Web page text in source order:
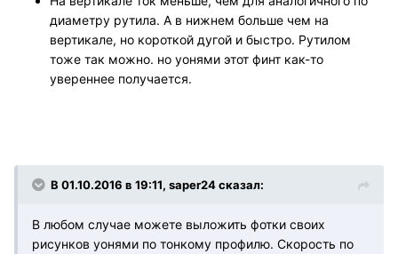
диаметру рутила. А в нижнем больше чем на
вертикале, но короткой дугой и быстро. Рутилом
тоже так можно. но уонями этот финт как-то
увереннее получается.
В 01.10.2016 в 19:11, saper24 сказал:
В любом случае можете выложить фотки своих
рисунков уонями по тонкому профилю. Скорость по